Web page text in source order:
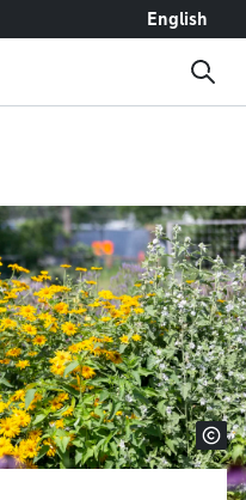
English